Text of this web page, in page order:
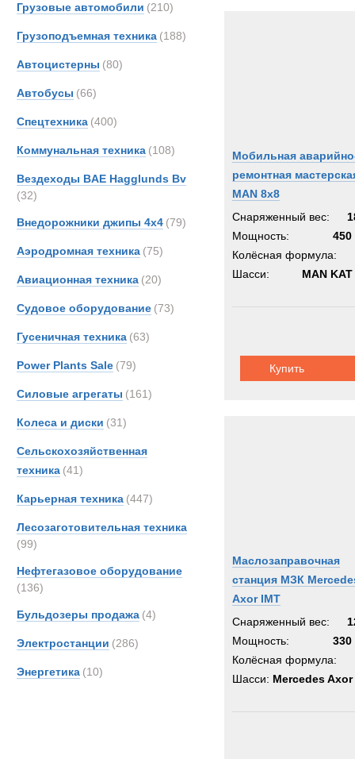
Грузовые автомобили (210)
Грузоподъемная техника (188)
Автоцистерны (80)
Автобусы (66)
Спецтехника (400)
Коммунальная техника (108)
Вездеходы BAE Hagglunds Bv
(32)
Внедорожники джипы 4х4 (79)
Аэродромная техника (75)
Авиационная техника (20)
Судовое оборудование (73)
Гусеничная техника (63)
Power Plants Sale (79)
Силовые агрегаты (161)
Колеса и диски (31)
Сельскохозяйственная
техника (41)
Карьерная техника (447)
Лесозаготовительная техника
(99)
Нефтегазовое оборудование
(136)
Бульдозеры продажа (4)
Электростанции (286)
Энергетика (10)
MCE
UBRE
Мобильная
ремонтная
MAN 8x8
Снаряженный вес:
Мощность:
450
Колёсная формула:
Шасси:
MAN
Купить
Маслозаправочная
станция МЗК
Axor IMT
Снаряженный вес:
Мощность:
330
Колёсная формула:
Шасси: Mercedes Axor